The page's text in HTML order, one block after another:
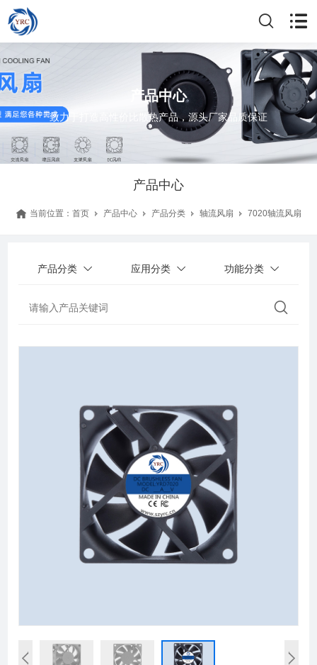
产品中心
致力于打造高性价比散热产品，源头厂家品质保证
产品中心
当前位置： 首页 产品中心 产品分类 轴流风扇 7020轴流风扇
产品分类 应用分类 功能分类